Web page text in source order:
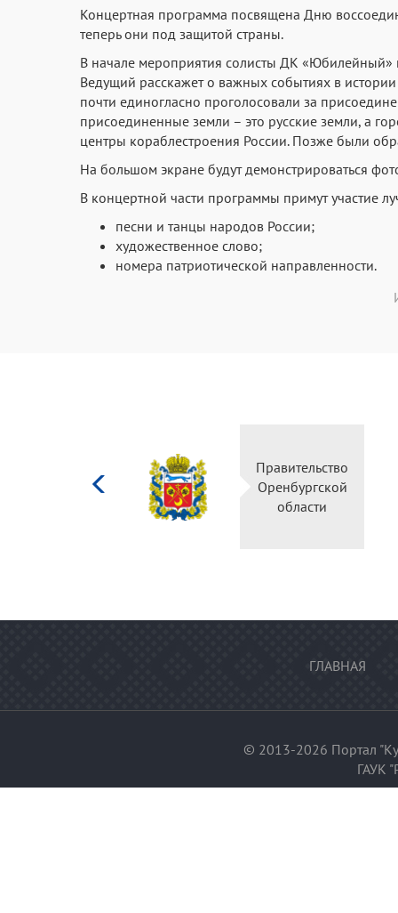
Концертная программа посвящена Дню
теперь они под защитой страны.
В начале мероприятия солисты ДК «Юбилейный»
Ведущий расскажет о важных событиях в
почти единогласно проголосовали за
присоединенные земли – это русские земли, а
центры кораблестроения России. Позже были
На большом экране будут демонстрироваться
В концертной части программы примут участие
песни и танцы народов России;
художественное слово;
номера патриотической направленности.
Министерство
культуры
Российской
федерации
ГЛАВНАЯ
© 2013-2026 Портал
ГАУК